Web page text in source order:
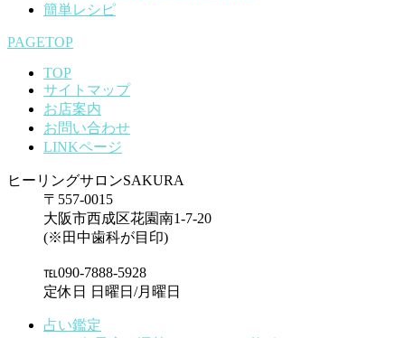
簡単レシピ
PAGETOP
TOP
サイトマップ
お店案内
お問い合わせ
LINKページ
ヒーリングサロンSAKURA
〒557-0015
大阪市西成区花園南1-7-20
(※田中歯科が目印)
℡090-7888-5928
定休日 日曜日/月曜日
占い鑑定